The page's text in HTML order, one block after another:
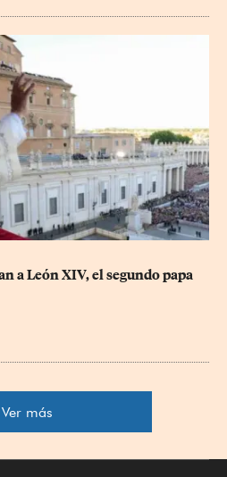
a León XIV, el segundo papa
Ver más